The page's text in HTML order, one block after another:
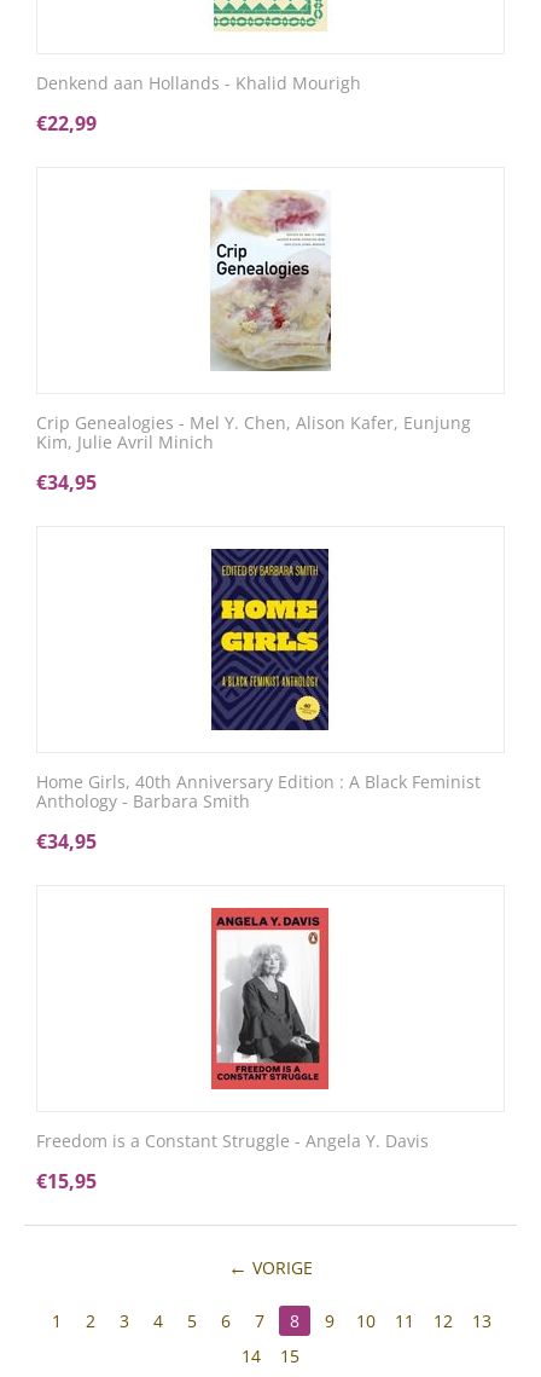
Denkend aan Hollands - Khalid Mourigh
€22,99
Crip Genealogies - Mel Y. Chen, Alison Kafer, Eunjung
Kim, Julie Avril Minich
€34,95
Home Girls, 40th Anniversary Edition : A Black Feminist
Anthology - Barbara Smith
€34,95
Freedom is a Constant Struggle - Angela Y. Davis
€15,95
VORIGE
1 2 3 4 5 6 7 8 9 10 11 12
13
14
15